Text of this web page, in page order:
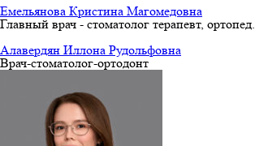
Емельянова Кристина Магомедовна
Главный врач - стоматолог терапевт, ортопед.
Алавердян Иллона Рудольфовна
Врач-стоматолог-ортодонт